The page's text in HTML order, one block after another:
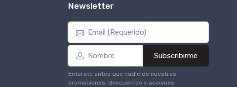
Newsletter
Subscribirme
Enterate antes que nadie de nuestras
promociones, descuentos y acciones